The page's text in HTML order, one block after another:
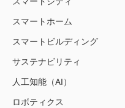
スマートホーム
スマートビルディング
サステナビリティ
人工知能（AI）
ロボティクス